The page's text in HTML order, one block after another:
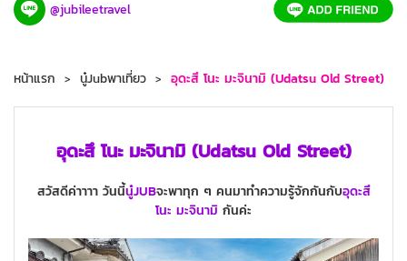
@jubileetravel
หน้าแรก นู๋Jubพาเที่ยว อุดะสึ โนะ มะจินามิ (Udatsu Old Street)
อุดะสึ โนะ มะจินามิ (Udatsu Old Street)
สวัสดีค่าาาา วันนี้นู๋JUBจะพาทุก ๆ คนมาทำความรู้จักกันกับอุดะสึ
โนะ มะจินามิ กันค่ะ